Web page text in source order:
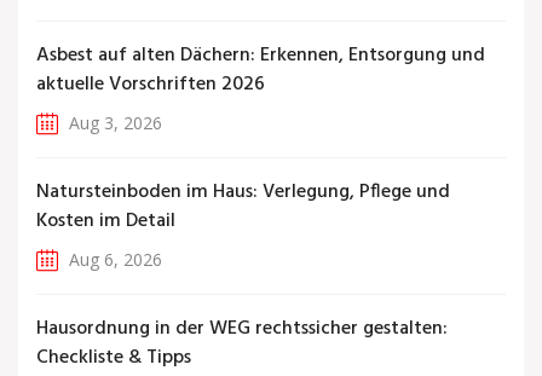
Asbest auf alten Dächern: Erkennen, Entsorgung und
aktuelle Vorschriften 2026
Aug 3, 2026
Natursteinboden im Haus: Verlegung, Pflege und
Kosten im Detail
Aug 6, 2026
Hausordnung in der WEG rechtssicher gestalten:
Checkliste & Tipps